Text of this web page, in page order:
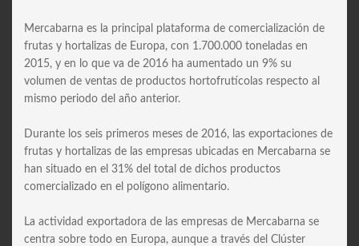
Mercabarna es la principal plataforma de comercialización de
frutas y hortalizas de Europa, con 1.700.000 toneladas en
2015, y en lo que va de 2016 ha aumentado un 9% su
volumen de ventas de productos hortofrutícolas respecto al
mismo periodo del año anterior.
Durante los seis primeros meses de 2016, las exportaciones de
frutas y hortalizas de las empresas ubicadas en Mercabarna se
han situado en el 31% del total de dichos productos
comercializado en el polígono alimentario.
La actividad exportadora de las empresas de Mercabarna se
centra sobre todo en Europa, aunque a través del Clúster